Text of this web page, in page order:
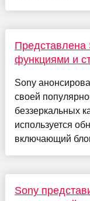
Представлена
функциями и
Sony
своей
беззеркальных
используется
включающий
Sony